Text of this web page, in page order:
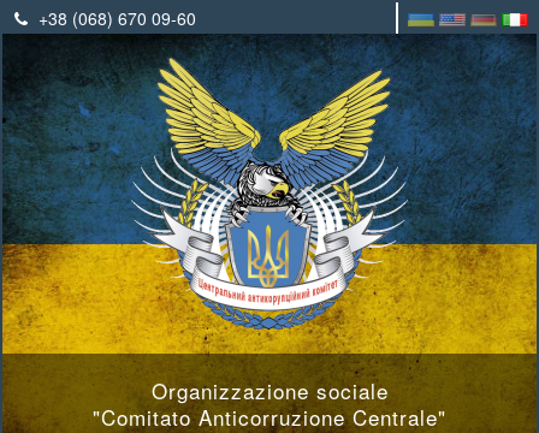
+38 (068) 670 09-60
Organizzazione sociale
"Comitato Anticorruzione Centrale"